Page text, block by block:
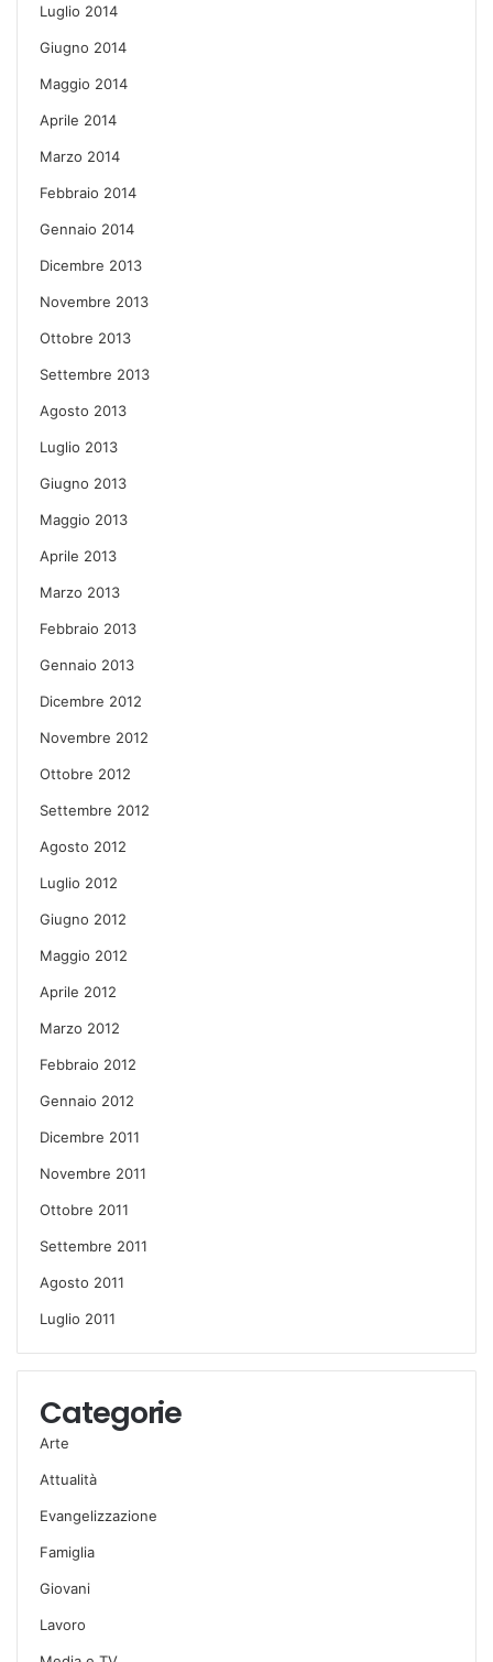
Luglio 2014
Giugno 2014
Maggio 2014
Aprile 2014
Marzo 2014
Febbraio 2014
Gennaio 2014
Dicembre 2013
Novembre 2013
Ottobre 2013
Settembre 2013
Agosto 2013
Luglio 2013
Giugno 2013
Maggio 2013
Aprile 2013
Marzo 2013
Febbraio 2013
Gennaio 2013
Dicembre 2012
Novembre 2012
Ottobre 2012
Settembre 2012
Agosto 2012
Luglio 2012
Giugno 2012
Maggio 2012
Aprile 2012
Marzo 2012
Febbraio 2012
Gennaio 2012
Dicembre 2011
Novembre 2011
Ottobre 2011
Settembre 2011
Agosto 2011
Luglio 2011
Categorie
Arte
Attualità
Evangelizzazione
Famiglia
Giovani
Lavoro